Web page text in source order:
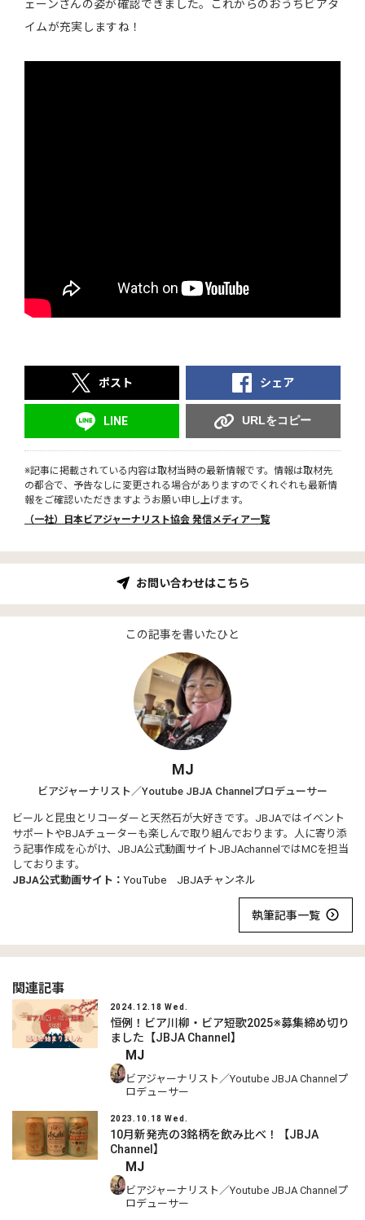
ェーンさんの姿が確認できました。これからのおうちビアタ
イムが充実しますね！
ポスト シェア
LINE URLをコピー
※記事に掲載されている内容は取材当時の最新情報です。情報は取材先
の都合で、予告なしに変更される場合がありますのでくれぐれも最新情
報をご確認いただきますようお願い申し上げます。
（一社）日本ビアジャーナリスト協会 発信メディア一覧
お問い合わせはこちら
この記事を書いたひと
MJ
ビアジャーナリスト／Youtube JBJA Channelプロデューサー
ビールと昆虫とリコーダーと天然石が大好きです。JBJAではイベント
サポートやBJAチューターも楽しんで取り組んでおります。人に寄り添
う記事作成を心がけ、JBJA公式動画サイトJBJAchannelではMCを担当
しております。
JBJA公式動画サイト：YouTube JBJAチャンネル
執筆記事一覧
関連記事
2024.12.18 Wed.
恒例！ビア川柳・ビア短歌2025※募集締め切り
ました【JBJA Channel】
MJ
ビアジャーナリスト／Youtube JBJA Channelプ
ロデューサー
2023.10.18 Wed.
10月新発売の3銘柄を飲み比べ！【JBJA
Channel】
MJ
ビアジャーナリスト／Youtube JBJA Channelプ
ロデューサー